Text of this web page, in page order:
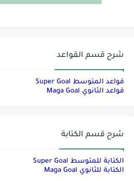
شرح قسم القواعد
قواعد المتوسط Super Goal
قواعد الثانوي Maga Goal
شرح قسم الكتابة
الكتابة للمتوسط Super Goal
الكتابة للثانوي Maga Goal